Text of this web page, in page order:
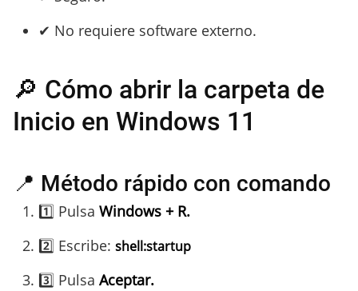
✔ No requiere software externo.
🔎 Cómo abrir la carpeta de
Inicio en Windows 11
📍 Método rápido con comando
1️⃣ Pulsa Windows + R.
2️⃣ Escribe: shell:startup
3️⃣ Pulsa Aceptar.